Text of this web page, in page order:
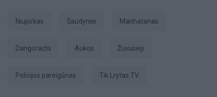
Niujorkas šaudynės Manhatanas
dangoraižis aukos žuvusieji
policijos pareigūnas tik Lrytas.TV